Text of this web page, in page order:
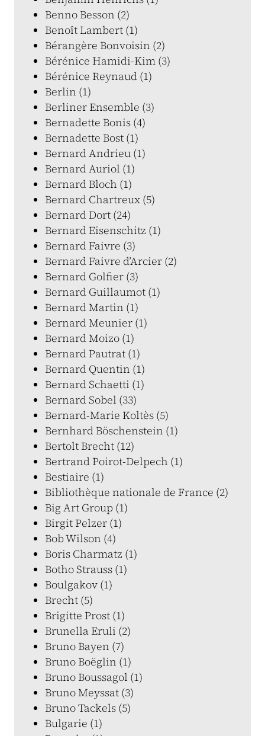
Benno Besson (2)
Benoît Lambert (1)
Bérangère Bonvoisin (2)
Bérénice Hamidi-Kim (3)
Bérénice Reynaud (1)
Berlin (1)
Berliner Ensemble (3)
Bernadette Bonis (4)
Bernadette Bost (1)
Bernard Andrieu (1)
Bernard Auriol (1)
Bernard Bloch (1)
Bernard Chartreux (5)
Bernard Dort (24)
Bernard Eisenschitz (1)
Bernard Faivre (3)
Bernard Faivre d’Arcier (2)
Bernard Golfier (3)
Bernard Guillaumot (1)
Bernard Martin (1)
Bernard Meunier (1)
Bernard Moizo (1)
Bernard Pautrat (1)
Bernard Quentin (1)
Bernard Schaetti (1)
Bernard Sobel (33)
Bernard-Marie Koltès (5)
Bernhard Böschenstein (1)
Bertolt Brecht (12)
Bertrand Poirot-Delpech (1)
Bestiaire (1)
Bibliothèque nationale de France (2)
Big Art Group (1)
Birgit Pelzer (1)
Bob Wilson (4)
Boris Charmatz (1)
Botho Strauss (1)
Boulgakov (1)
Brecht (5)
Brigitte Prost (1)
Brunella Eruli (2)
Bruno Bayen (7)
Bruno Boëglin (1)
Bruno Boussagol (1)
Bruno Meyssat (3)
Bruno Tackels (5)
Bulgarie (1)